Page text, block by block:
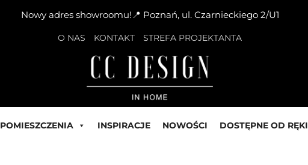
Nowy adres showroomu!📍 Poznań, ul. Czarnieckiego 2/U1
O NAS KONTAKT STREFA PROJEKTANTA
POMIESZCZENIA INSPIRACJE NOWOŚCI DOSTĘPNE OD RĘKI